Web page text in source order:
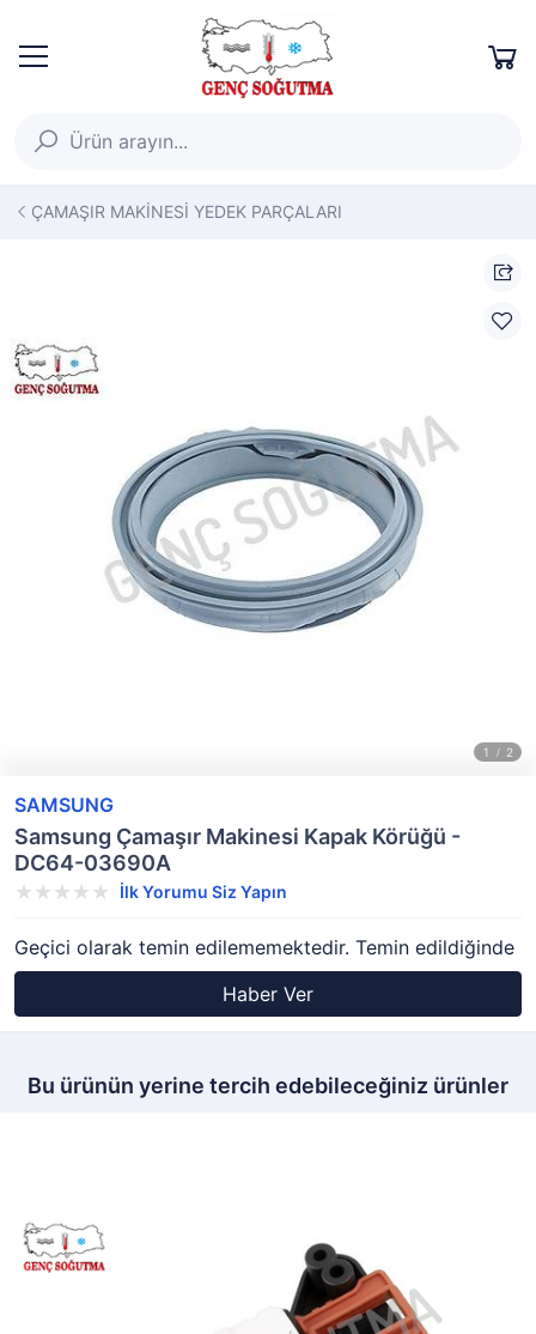
ÇAMAŞIR MAKİNESİ YEDEK PARÇALARI
SAMSUNG
Samsung Çamaşır Makinesi Kapak Körüğü -
DC64-03690A
İlk Yorumu Siz Yapın
Geçici olarak temin edilememektedir. Temin edildiğinde
Haber Ver
Bu ürünün yerine tercih edebileceğiniz ürünler